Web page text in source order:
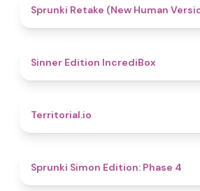
Sprunki Retake (New Human
Sinner Edition IncrediBox
Territorial.io
Sprunki Simon Edition: Phase 4